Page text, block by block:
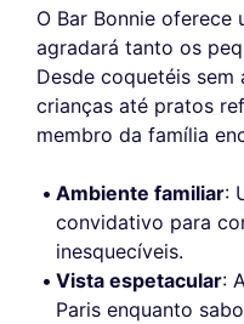
O Bar Bonnie oferece
agradará tanto os
Desde coquetéis
crianças até pratos
membro da família
Ambiente familiar:
convidativo para
inesquecíveis.
Vista espetacular:
Paris enquanto